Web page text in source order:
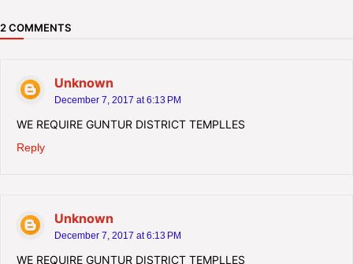
2 COMMENTS
Unknown
December 7, 2017 at 6:13 PM
WE REQUIRE GUNTUR DISTRICT TEMPLLES
Reply
Unknown
December 7, 2017 at 6:13 PM
WE REQUIRE GUNTUR DISTRICT TEMPLLES